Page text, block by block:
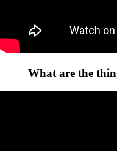
What are the